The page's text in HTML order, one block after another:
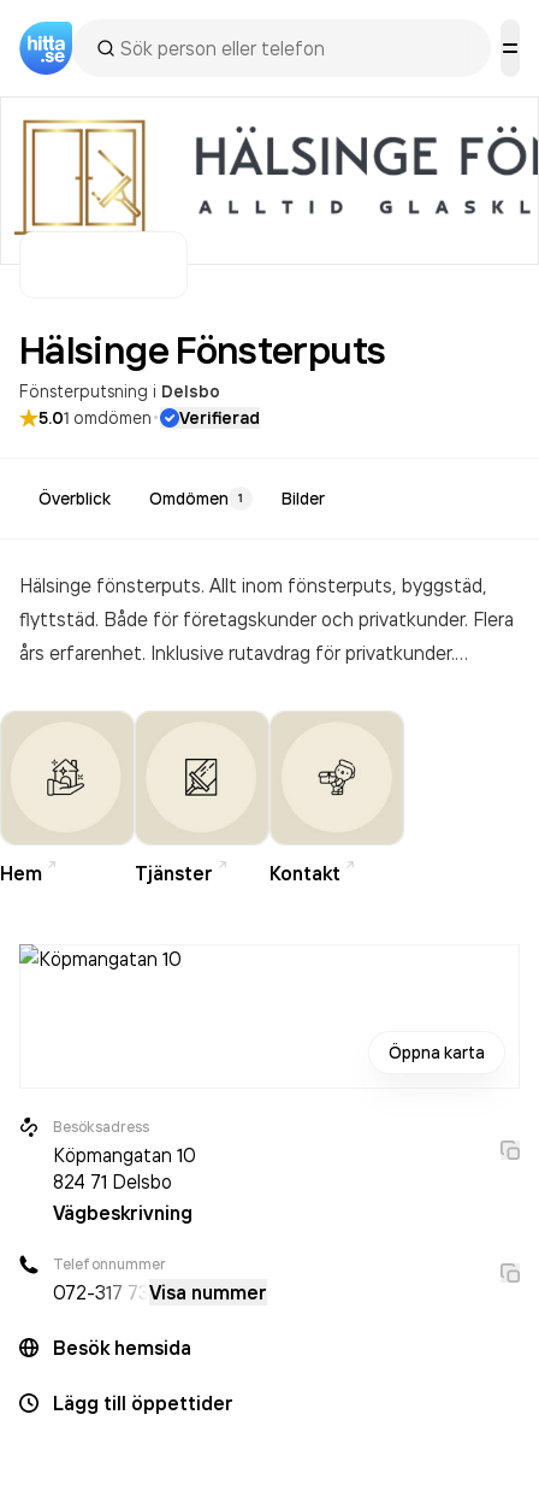
Hälsinge Fönsterputs
Fönsterputsning i Delsbo
5.01 omdömen· Verifierad
Överblick Omdömen 1 Bilder
Hälsinge fönsterputs. Allt inom fönsterputs, byggstäd,
flyttstäd. Både för företagskunder och privatkunder. Flera
års erfarenhet. Inklusive rutavdrag för privatkunder.
Hem Tjänster Kontakt
Öppna karta
Besöksadress
Köpmangatan 10
824 71 Delsbo
Vägbeskrivning
Telefonnummer
072-317 73 Visa nummer
Besök hemsida
Lägg till öppettider